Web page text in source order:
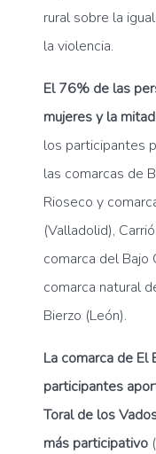
rural sobre la
la violencia.
El 76% de las
mujeres y la
los participantes
las comarcas de
Rioseco y
(Valladolid),
comarca del Bajo
comarca natural
Bierzo (León).
La comarca de El
participantes
Toral de los
más participativo